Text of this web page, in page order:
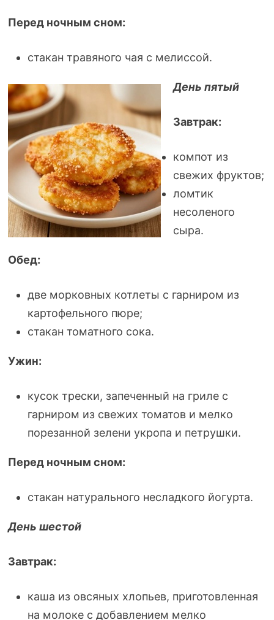
Перед ночным сном:
стакан травяного чая с мелиссой.
День пятый
Завтрак:
компот из
свежих фруктов;
ломтик
несоленого
сыра.
Обед:
две морковных котлеты с гарниром из
картофельного пюре;
стакан томатного сока.
Ужин:
кусок трески, запеченный на гриле с
гарниром из свежих томатов и мелко
порезанной зелени укропа и петрушки.
Перед ночным сном:
стакан натурального несладкого йогурта.
День шестой
Завтрак:
каша из овсяных хлопьев, приготовленная
на молоке с добавлением мелко